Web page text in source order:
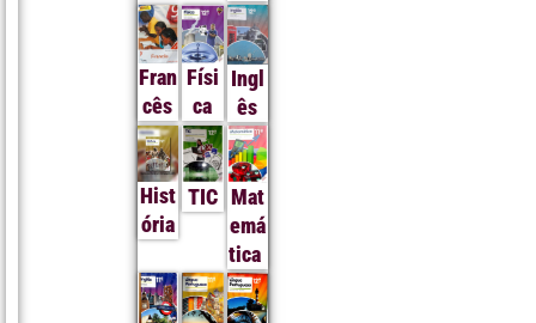
Fran
cês
Físi
ca
Ingl
ês
Hist
ória
TIC Mat
emá
tica